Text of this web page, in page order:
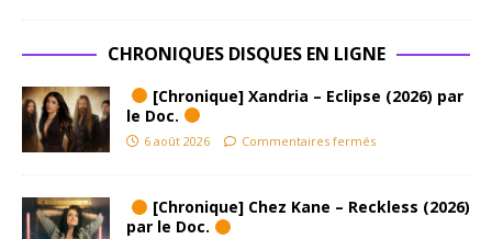
CHRONIQUES DISQUES EN LIGNE
[Chronique] Xandria – Eclipse (2026) par
le Doc.
6 août 2026 Commentaires fermés
[Chronique] Chez Kane – Reckless (2026)
par le Doc.